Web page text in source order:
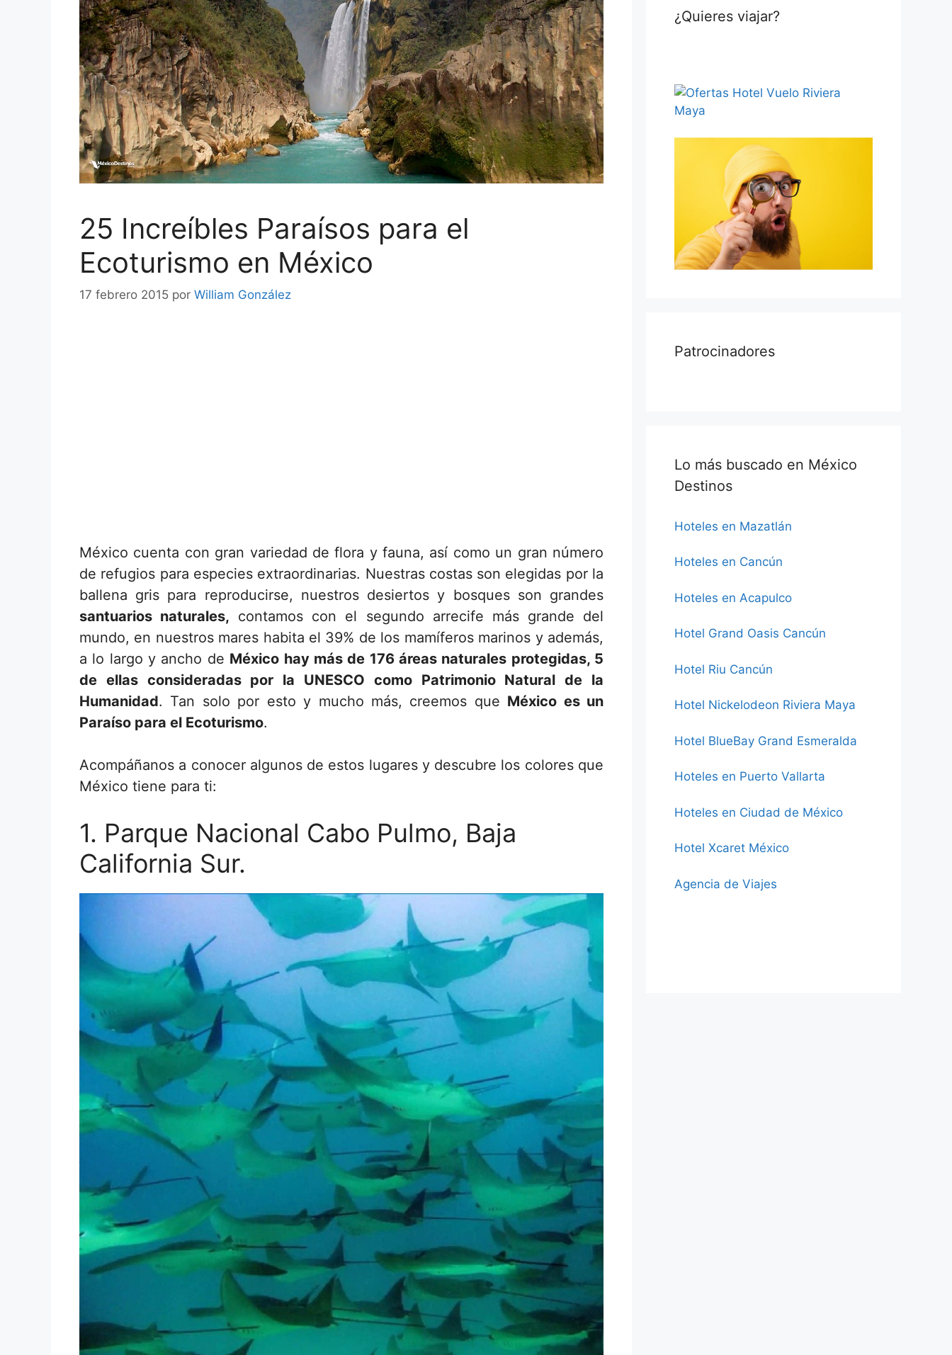
25 Increíbles Paraísos para el
Ecoturismo en México
17 febrero 2015 por William González
México cuenta con gran variedad de flora y fauna, así como un gran número
de refugios para especies extraordinarias. Nuestras costas son elegidas por la
ballena gris para reproducirse, nuestros desiertos y bosques son grandes
santuarios naturales, contamos con el segundo arrecife más grande del
mundo, en nuestros mares habita el 39% de los mamíferos marinos y además,
a lo largo y ancho de México hay más de 176 áreas naturales protegidas, 5
de ellas consideradas por la UNESCO como Patrimonio Natural de la
Humanidad. Tan solo por esto y mucho más, creemos que México es un
Paraíso para el Ecoturismo.
Acompáñanos a conocer algunos de estos lugares y descubre los colores que
México tiene para ti:
1. Parque Nacional Cabo Pulmo, Baja
California Sur.
¿Quieres viajar?
Patrocinadores
Lo más buscado en México
Destinos
Hoteles en Mazatlán
Hoteles en Cancún
Hoteles en Acapulco
Hotel Grand Oasis Cancún
Hotel Riu Cancún
Hotel Nickelodeon Riviera Maya
Hotel BlueBay Grand Esmeralda
Hoteles en Puerto Vallarta
Hoteles en Ciudad de México
Hotel Xcaret México
Agencia de Viajes